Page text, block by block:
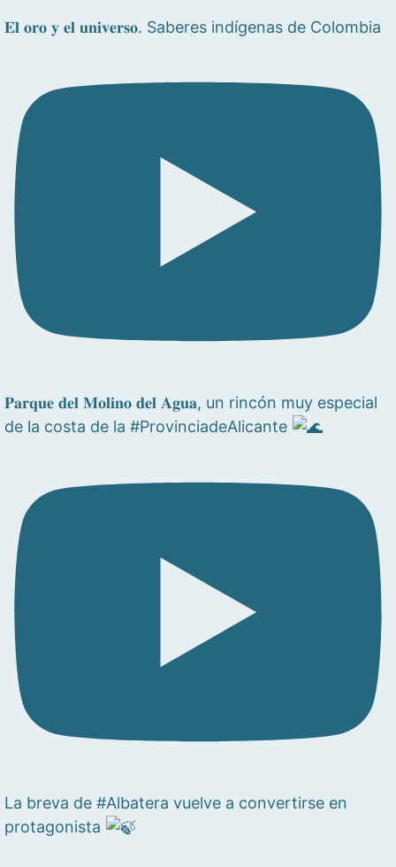
𝐄𝐥 𝐨𝐫𝐨 𝐲 𝐞𝐥 𝐮𝐧𝐢𝐯𝐞𝐫𝐬𝐨. Saberes indígenas de Colombia
𝐏𝐚𝐫𝐪𝐮𝐞 𝐝𝐞𝐥 𝐌𝐨𝐥𝐢𝐧𝐨 𝐝𝐞𝐥 𝐀𝐠𝐮𝐚, un rincón muy especial
de la costa de la #ProvinciadeAlicante
La breva de #Albatera vuelve a convertirse en
protagonista